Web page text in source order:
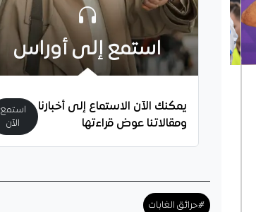
أجاب الدولي الجزائري أمين
غويري، على أسئلة تتعلق
يؤكد بقاءه مع الفريق، بل تحدث
حول…
استمع إلى أوراس
يمكنك الآن الاستماع إلى أخبارنا
ومقالاتنا عوض قراءتها
استمع
الآن
#حرائق الغابات